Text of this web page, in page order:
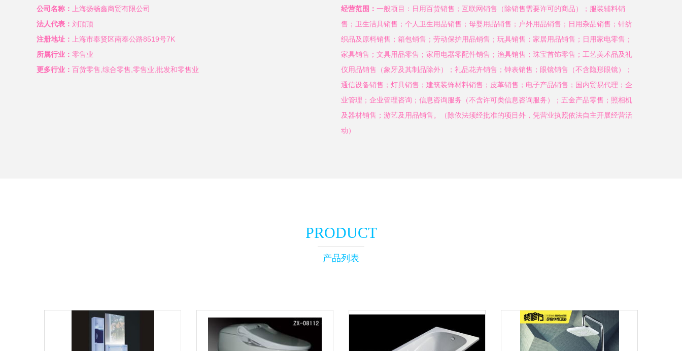
公司名称：
上海扬畅鑫商贸有限公司
法人代表： 刘顶顶
注册地址：
上海市奉贤区南奉公路8519号7K
所属行业： 零售业
更多行业： 百货零售,综合零售,零售业,批发和零售业
经营范围： 一般项目：日用百货销售；互联网销售（除销售需要许可的商品）；服装辅料销
售；卫生洁具销售；个人卫生用品销售；母婴用品销售；户外用品销售；日用杂品销售；针纺
织品及原料销售；箱包销售；劳动保护用品销售；玩具销售；家居用品销售；日用家电零售；
家具销售；文具用品零售；家用电器零配件销售；渔具销售；珠宝首饰零售；工艺美术品及礼
仪用品销售（象牙及其制品除外）；礼品花卉销售；钟表销售；眼镜销售（不含隐形眼镜）；
通信设备销售；灯具销售；建筑装饰材料销售；皮革销售；电子产品销售；国内贸易代理；企
业管理；企业管理咨询；信息咨询服务（不含许可类信息咨询服务）；五金产品零售；照相机
及器材销售；游艺及用品销售。（除依法须经批准的项目外，凭营业执照依法自主开展经营活
动）
PRODUCT
产品列表